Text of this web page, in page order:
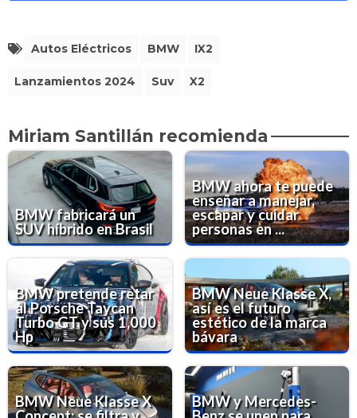
Autos Eléctricos BMW IX2
Lanzamientos 2024 Suv X2
Miriam Santillán recomienda
BMW fabricará un
SUV híbrido en Brasil
BMW ahora te puede
enseñar a manejar,
escapar y cuidar
personas en ...
BMW pretende retar
al Porsche Taycan
Turbo GT y sus 1,000
Hp
BMW Neue Klasse X,
así es el futuro
estético de la marca
bávara
BMW Neue Klasse X
BMW y Mercedes-